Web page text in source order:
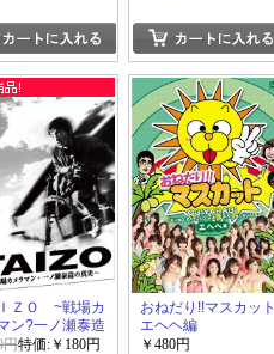
ＺＯ ~戦場カ
ン?一ノ瀬泰造
~
円特価:￥180円
おねだり!!マスカット
エヘヘ編
￥480円